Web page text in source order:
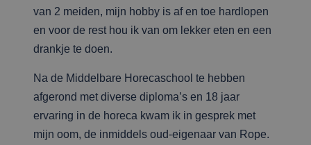
van 2 meiden, mijn hobby is af en toe hardlopen
en voor de rest hou ik van om lekker eten en een
drankje te doen.
Na de Middelbare Horecaschool te hebben
afgerond met diverse diploma’s en 18 jaar
ervaring in de horeca kwam ik in gesprek met
mijn oom, de inmiddels oud-eigenaar van Rope.